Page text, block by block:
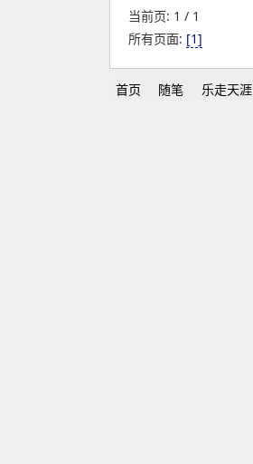
当前页: 1 / 1
所有页面: [1]
首页 随笔 乐走天涯